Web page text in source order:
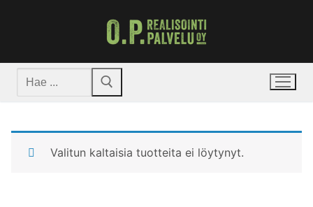
Hae:
Valitun kaltaisia tuotteita ei löytynyt.